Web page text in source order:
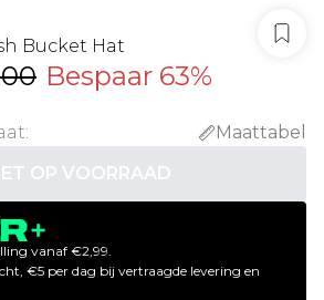
Bucket Hat
Bespaar 63%
:
Maattabel
OP VOORRAAD
vanaf €2,99.
€5 per dag bij vertraagde levering en